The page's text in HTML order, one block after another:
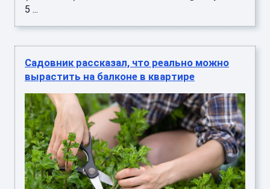
5 ...
Садовник рассказал, что реально можно
вырастить на балконе в квартире